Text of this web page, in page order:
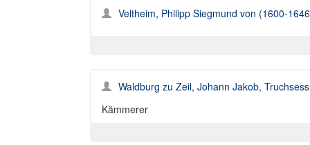
Veltheim, Philipp Siegmund von (1600-
Waldburg zu Zeil, Johann Jakob,
Kämmerer